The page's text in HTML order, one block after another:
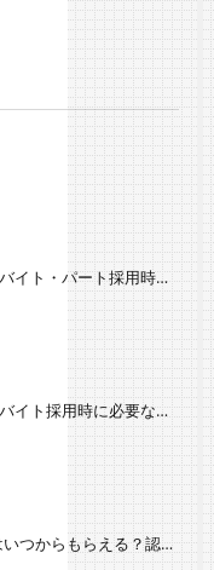
# Topic 高齢者アルバイト・パート採用時の注意点と労働条件の違い
# Topic 外国人アルバイト採用時に必要な手続きと注意点
失業保険(失業手当)はいつからもらえる？認定日から振込日までのスケジュールや種類・条件を解説